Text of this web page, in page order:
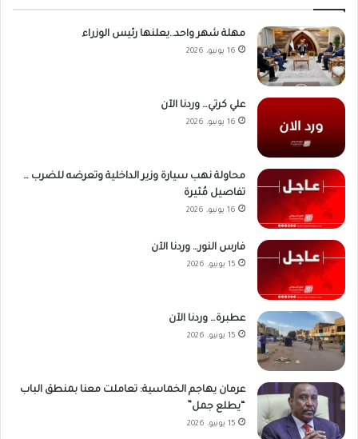
مهلة شهر واحد..يعلنها رئيس الوزراء
16 يونيو، 2026
علي كرتي… وردنا الآن
16 يونيو، 2026
محاولة نهب سيارة وزير الداخلية وتعرضه للضرب …
تفاصيل مُثيرة
16 يونيو، 2026
فارس النور… وردنا الآن
15 يونيو، 2026
عطبرة… وردنا الآن
15 يونيو، 2026
عرمان يهاجم الخماسية: تعاملت معنا بمنطق الباب
“يطلع جمل”
15 يونيو، 2026